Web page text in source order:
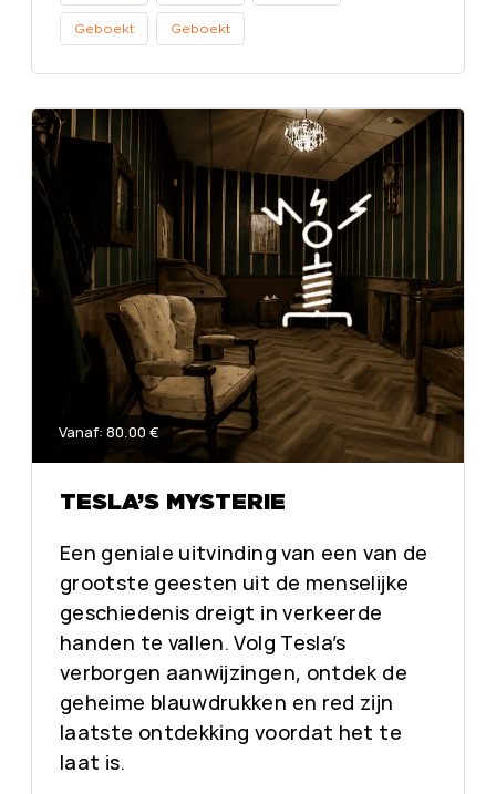
Geboekt Geboekt
Vanaf: 80.00 €
TESLA’S MYSTERIE
Een geniale uitvinding van een van de
grootste geesten uit de menselijke
geschiedenis dreigt in verkeerde
handen te vallen. Volg Tesla’s
verborgen aanwijzingen, ontdek de
geheime blauwdrukken en red zijn
laatste ontdekking voordat het te
laat is.